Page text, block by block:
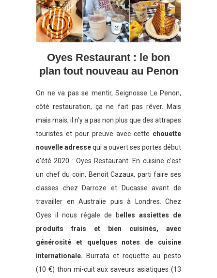
Oyes Restaurant : le bon
plan tout nouveau au Penon
On ne va pas se mentir, Seignosse Le Penon,
côté restauration, ça ne fait pas rêver. Mais
mais mais, il n’y a pas non plus que des attrapes
touristes et pour preuve avec cette chouette
nouvelle adressequi a ouvert ses portes début
d’été 2020 : Oyes Restaurant. En cuisine c’est
un chef du coin, Benoit Cazaux, parti faire ses
classes chez Darroze et Ducasse avant de
travailler en Australie puis à Londres. Chez
Oyes il nous régale de belles assiettes de
produits frais et bien cuisinés, avec
générosité et quelques notes de cuisine
internationale. Burrata et roquette au pesto
(10 €) thon mi-cuit aux saveurs asiatiques (13